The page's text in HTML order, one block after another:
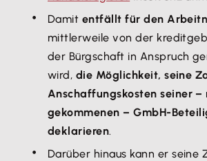
Damit entfällt für den
mittlerweile von der
der Bürgschaft in Anspruch
wird, die Möglichkeit, seine
Anschaffungskosten seiner
gekommenen – GmbH-
deklarieren.
Darüber hinaus kann er seine